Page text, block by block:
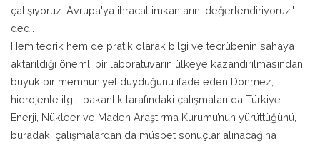
çalışıyoruz. Avrupa'ya ihracat imkanlarını değerlendiriyoruz."
dedi.
Hem teorik hem de pratik olarak bilgi ve tecrübenin sahaya
aktarıldığı önemli bir laboratuvarın ülkeye kazandırılmasından
büyük bir memnuniyet duyduğunu ifade eden Dönmez,
hidrojenle ilgili bakanlık tarafındaki çalışmaları da Türkiye
Enerji, Nükleer ve Maden Araştırma Kurumu’nun yürüttüğünü,
buradaki çalışmalardan da müspet sonuçlar alınacağına